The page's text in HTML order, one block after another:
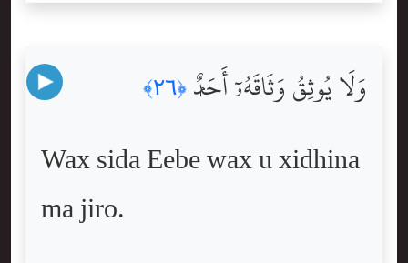
وَلَا يُوثِقُ وَثَاقَهُۥٓ أَحَدٌۭ ﴿٢٦﴾
Wax sida Eebe wax u xidhina
ma jiro.